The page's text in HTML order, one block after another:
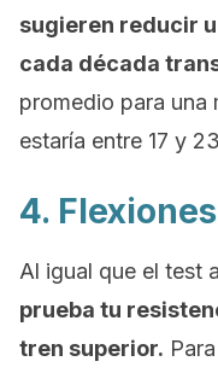
sugieren reducir
cada década
promedio para una
estaría entre 17 y
4.
Al igual que el test
prueba tu
tren superior.